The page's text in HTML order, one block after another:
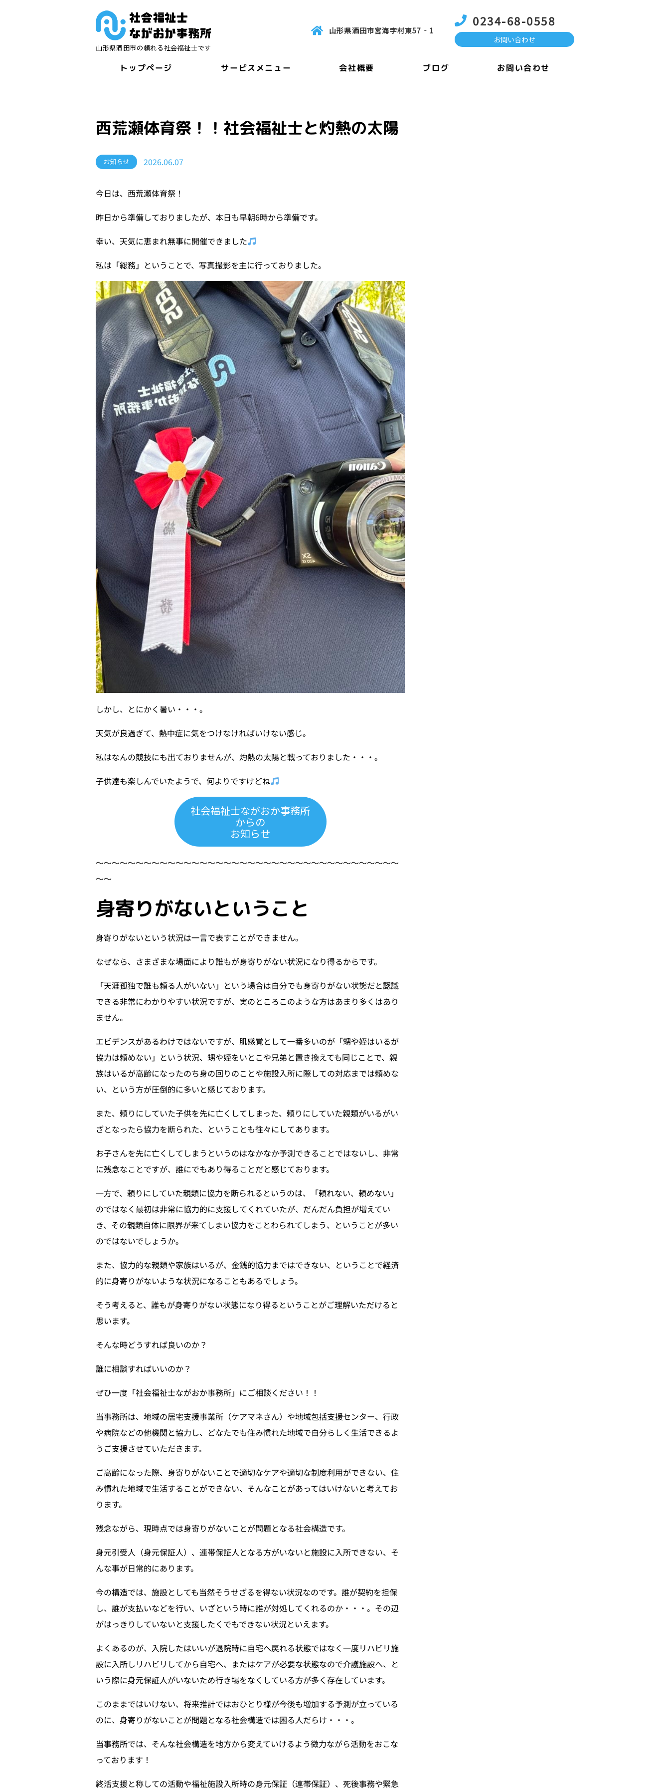
山形県酒田市の頼れる社会福祉士です
山形県酒田市宮海字村東57‐1
0234-68-0558
お問い合わせ
トップページ サービスメニュー 会社概要 ブログ お問い合わせ
西荒瀬体育祭！！社会福祉士と灼熱の太陽
お知らせ 2026.06.07
今日は、西荒瀬体育祭！
昨日から準備しておりましたが、本日も早朝6時から準備です。
幸い、天気に恵まれ無事に開催できました
私は「総務」ということで、写真撮影を主に行っておりました。
しかし、とにかく暑い・・・。
天気が良過ぎて、熱中症に気をつけなければいけない感じ。
私はなんの競技にも出ておりませんが、灼熱の太陽と戦っておりました・・・。
子供達も楽しんでいたようで、何よりですけどね
社会福祉士ながおか事務所
からの
お知らせ
〜〜〜〜〜〜〜〜〜〜〜〜〜〜〜〜〜〜〜〜〜〜〜〜〜〜〜〜〜〜〜〜〜〜〜〜〜〜
〜〜
身寄りがないということ
身寄りがないという状況は一言で表すことができません。
なぜなら、さまざまな場面により誰もが身寄りがない状況になり得るからです。
「天涯孤独で誰も頼る人がいない」という場合は自分でも身寄りがない状態だと認識
できる非常にわかりやすい状況ですが、実のところこのような方はあまり多くはあり
ません。
エビデンスがあるわけではないですが、肌感覚として一番多いのが「甥や姪はいるが
協力は頼めない」という状況、甥や姪をいとこや兄弟と置き換えても同じことで、親
族はいるが高齢になったのち身の回りのことや施設入所に際しての対応までは頼めな
い、という方が圧倒的に多いと感じております。
また、頼りにしていた子供を先に亡くしてしまった、頼りにしていた親類がいるがい
ざとなったら協力を断られた、ということも往々にしてあります。
お子さんを先に亡くしてしまうというのはなかなか予測できることではないし、非常
に残念なことですが、誰にでもあり得ることだと感じております。
一方で、頼りにしていた親類に協力を断られるというのは、「頼れない、頼めない」
のではなく最初は非常に協力的に支援してくれていたが、だんだん負担が増えてい
き、その親類自体に限界が来てしまい協力をことわられてしまう、ということが多い
のではないでしょうか。
また、協力的な親類や家族はいるが、金銭的協力まではできない、ということで経済
的に身寄りがないような状況になることもあるでしょう。
そう考えると、誰もが身寄りがない状態になり得るということがご理解いただけると
思います。
そんな時どうすれば良いのか？
誰に相談すればいいのか？
ぜひ一度「社会福祉士ながおか事務所」にご相談ください！！
当事務所は、地域の居宅支援事業所（ケアマネさん）や地域包括支援センター、行政
や病院などの他機関と協力し、どなたでも住み慣れた地域で自分らしく生活できるよ
うご支援させていただきます。
ご高齢になった際、身寄りがないことで適切なケアや適切な制度利用ができない、住
み慣れた地域で生活することができない、そんなことがあってはいけないと考えてお
ります。
残念ながら、現時点では身寄りがないことが問題となる社会構造です。
身元引受人（身元保証人）、連帯保証人となる方がいないと施設に入所できない、そ
んな事が日常的にあります。
今の構造では、施設としても当然そうせざるを得ない状況なのです。誰が契約を担保
し、誰が支払いなどを行い、いざという時に誰が対処してくれるのか・・・。その辺
がはっきりしていないと支援したくでもできない状況といえます。
よくあるのが、入院したはいいが退院時に自宅へ戻れる状態ではなく一度リハビリ施
設に入所しリハビリしてから自宅へ、またはケアが必要な状態なので介護施設へ、と
いう際に身元保証人がいないため行き場をなくしている方が多く存在しています。
このままではいけない、将来推計ではおひとり様が今後も増加する予測が立っている
のに、身寄りがないことが問題となる社会構造では困る人だらけ・・・。
当事務所では、そんな社会構造を地方から変えていけるよう微力ながら活動をおこな
っております！
終活支援と称しての活動や福祉施設入所時の身元保証（連帯保証）、死後事務や緊急